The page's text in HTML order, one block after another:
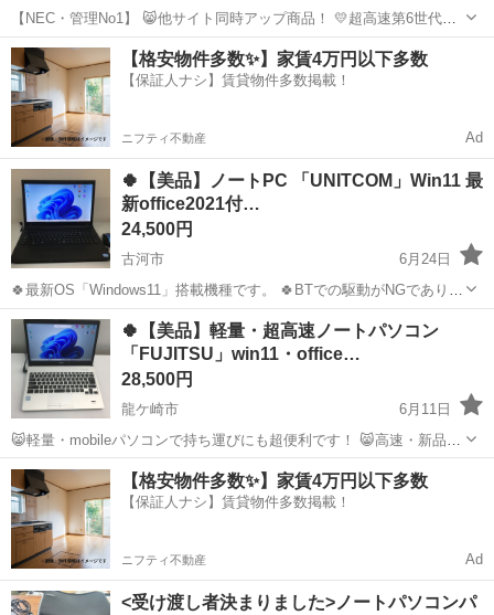
【NEC・管理No1】 😸他サイト同時アップ商品！ 💛超高速第6世代イ
ンテルI5・SSD512GBで処理スピードはストレス無く使用できます。
💛最新・正規Microsoft Office ２０２１インストール済み...
茨城 日立市 ノートパソコン SSD
【格安物件多数✨】家賃4万円以下多数
【保証人ナシ】賃貸物件多数掲載！
ニフティ不動産 Ad
🍀【美品】ノートPC 「UNITCOM」Win11 最
新office2021付…
24,500円
古河市
6月24日
🍀最新OS「Windows11」搭載機種です。 🍀BTでの駆動がNGであり
ACコード接続での駆動となります。 💛最新・正規Microsoft Office
Professional ２０２１インストール済み ★此れだ...
茨城 古河市 ノートパソコン
🍀【美品】軽量・超高速ノートパソコン
「FUJITSU」win11・office…
28,500円
龍ケ崎市
6月11日
😸軽量・mobileパソコンで持ち運びにも超便利です！ 😸高速・新品
SSD・インテルコア5搭載でありでありストレス無くスムーズに動作し
キット満足頂けます。 💛最新・正規Microsoft Office Professio...
茨城 龍ケ崎市 ノートパソコン 軽量
【格安物件多数✨】家賃4万円以下多数
【保証人ナシ】賃貸物件多数掲載！
ニフティ不動産 Ad
<受け渡し者決まりました>ノートパソコンパ